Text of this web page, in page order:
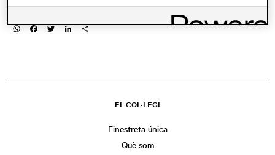
WhatsApp
Facebook
TwitterLinkedIn
Share
EL COL·LEGI
Finestreta única
Què som